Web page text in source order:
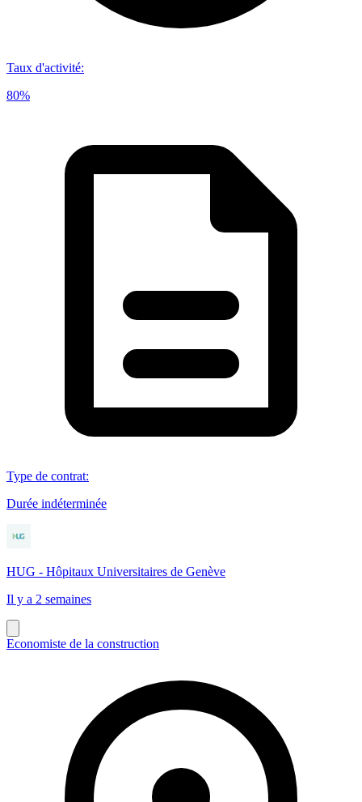
Taux d'activité:
80%
Type de contrat:
Durée indéterminée
HUG - Hôpitaux Universitaires de Genève
Il y a 2 semaines
Economiste de la construction